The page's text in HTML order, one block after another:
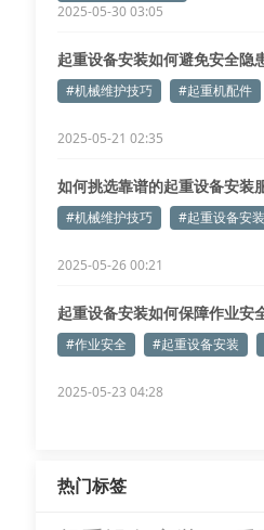
2025-05-30 03:05
起重设备安装如何避免安全隐
握#机械维护技巧 #起重机配件
2025-05-21 02:35
如何挑选靠谱的起重设备安装
#机械维护技巧 #起重设备安装
2025-05-26 00:21
起重设备安装如何保障作业安
#作业安全 #起重设备安装
2025-05-23 04:28
热门标签